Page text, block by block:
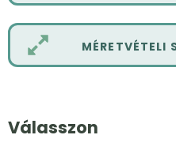
MÉRETVÉTELI
Válasszon